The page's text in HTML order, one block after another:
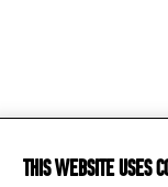
This website uses